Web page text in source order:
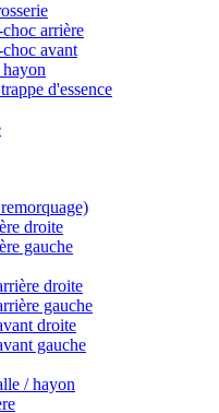
arrière
avant
d'essence
droite
gauche
droite
gauche
droite
gauche
/ hayon